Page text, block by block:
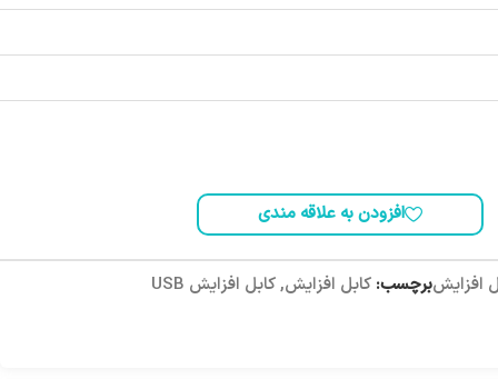
افزودن به علاقه مندی
افزایشبرچسب: کابل افزایش,کابل افزایش USB